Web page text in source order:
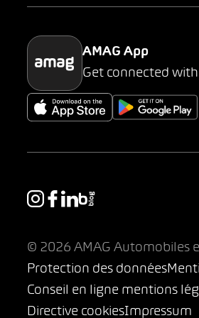
Parking
AMAG App
Get connected with
© 2026 AMAG Automobiles
Protection des données
Conseil en ligne mentions
Directive cookiesImpressum